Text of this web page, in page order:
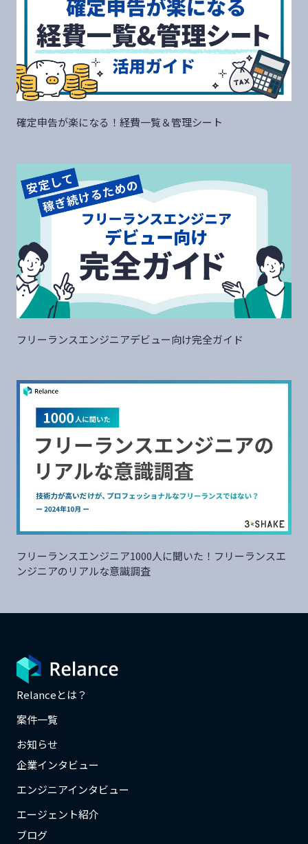
確定申告が楽になる！経費一覧＆管理シート
フリーランスエンジニアデビュー向け完全ガイド
フリーランスエンジニア1000人に聞いた！フリーランスエ
ンジニアのリアルな意識調査
Relanceとは？
案件一覧
お知らせ
企業インタビュー
エンジニアインタビュー
エージェント紹介
ブログ